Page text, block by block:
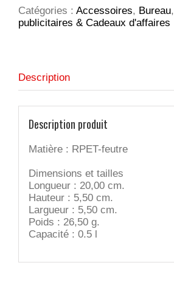
RPET
trousse
Catégories : Accessoires, Bureau,
publicitaires & Cadeaux d'affaires
Description
Description produit
Matière : RPET-feutre
Dimensions et tailles
Longueur : 20,00 cm.
Hauteur : 5,50 cm.
Largueur : 5,50 cm.
Poids : 26,50 g.
Capacité : 0.5 l